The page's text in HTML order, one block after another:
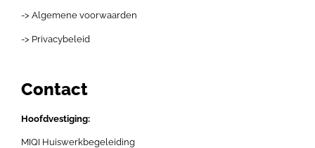
-> Algemene voorwaarden
-> Privacybeleid
Contact
Hoofdvestiging:
MIQI Huiswerkbegeleiding